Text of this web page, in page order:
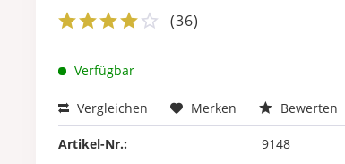
(36)
Verfügbar
Vergleichen Merken Bewerten
Artikel-Nr.: 9148